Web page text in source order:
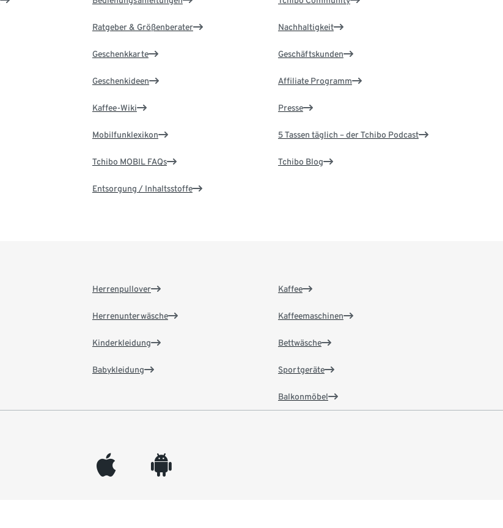
Ratgeber & Größenberater
Geschenkkarte
Geschenkideen
Kaffee-Wiki
Mobilfunklexikon
Tchibo MOBIL FAQs
Entsorgung / Inhaltsstoffe
Nachhaltigkeit
Geschäftskunden
Affiliate Programm
Presse
5 Tassen täglich – der Tchibo Podcast
Tchibo Blog
Herrenpullover
Herrenunterwäsche
Kinderkleidung
Babykleidung
Kaffee
Kaffeemaschinen
Bettwäsche
Sportgeräte
Balkonmöbel
appleinc android